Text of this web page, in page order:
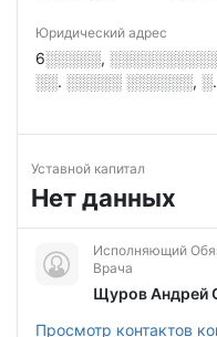
Юридический адрес
6░░░░░,
░░. ░░░░░ ░░░░░░,
Уставной капитал
Нет данных
Исполняющий
Врача
Щуров Андрей
Просмотр контактов